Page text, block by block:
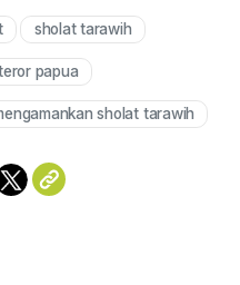
sholat tarawih
papua
sholat tarawih